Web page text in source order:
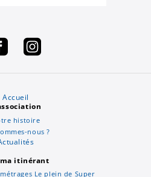
Accueil
histoire
nous ?
itinérant
Le plein de Super